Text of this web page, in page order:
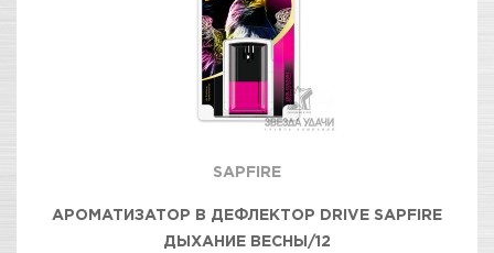
SAPFIRE
АРОМАТИЗАТОР В ДЕФЛЕКТОР DRIVE SAPFIRE
ДЫХАНИЕ ВЕСНЫ/12